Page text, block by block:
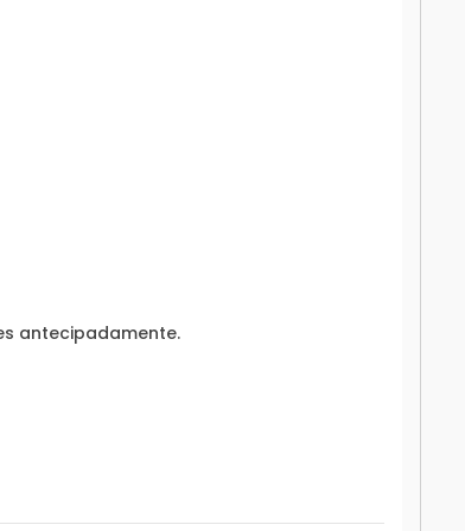
antecipadamente.